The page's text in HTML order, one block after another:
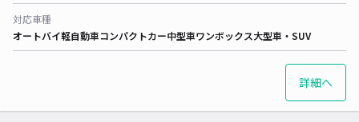
対応車種
オートバイ軽自動車コンパクトカー中型車ワンボックス大型車・SUV
詳細へ